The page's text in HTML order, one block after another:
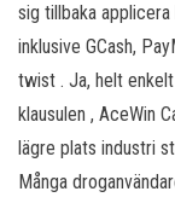
sig tillbaka
inklusive GCash,
twist . Ja, helt
klausulen , AceWin
lägre plats industri
Många